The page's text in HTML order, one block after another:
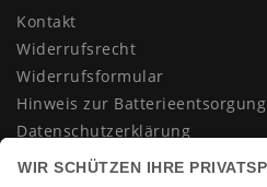
Kontakt
Widerrufsrecht
Widerrufsformular
Hinweis zur Batterieentsorgung
Datenschutzerklärung
AGB